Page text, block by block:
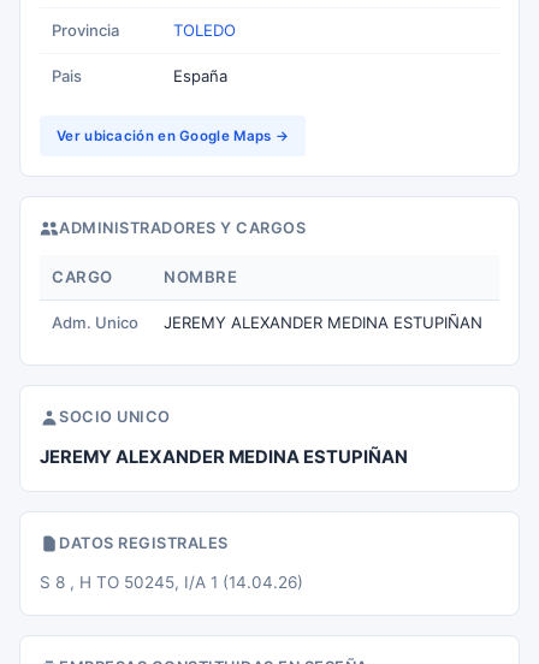
Provincia TOLEDO
Pais España
Ver ubicación en Google Maps →
ADMINISTRADORES Y CARGOS
CARGO NOMBRE
Adm. Unico JEREMY ALEXANDER MEDINA ESTUPIÑAN
SOCIO UNICO
JEREMY ALEXANDER MEDINA ESTUPIÑAN
DATOS REGISTRALES
S 8 , H TO 50245, I/A 1 (14.04.26)